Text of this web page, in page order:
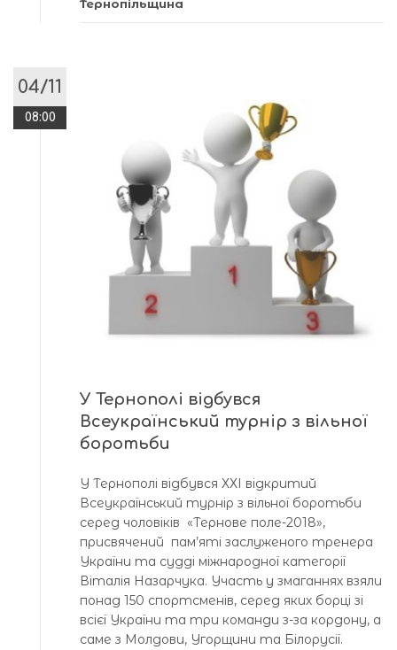
Тернопільщина
04/11
08:00
У Тернополі відбувся
Всеукраїнський турнір з вільної
боротьби
У Тернополі відбувся ХХІ відкритий
Всеукраїнський турнір з вільної боротьби
серед чоловіків «Тернове поле-2018»,
присвячений пам’яті заслуженого тренера
України та судді міжнародної категорії
Віталія Назарчука. Участь у змаганнях взяли
понад 150 спортсменів, серед яких борці зі
всієї України та три команди з-за кордону, а
саме з Молдови, Угорщини та Білорусії.